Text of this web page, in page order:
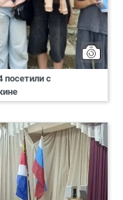
посетили с